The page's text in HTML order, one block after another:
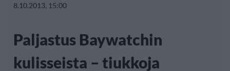
8.10.2013, 15:00
Paljastus Baywatchin
kulisseista – tiukkoja